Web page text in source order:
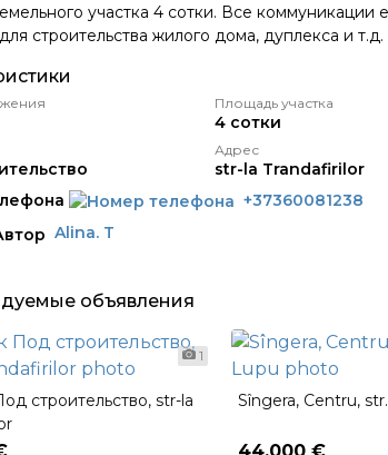
участка 4 сотки. Все
строительства жилого дома, дуплекса и т.д.
Площадь участка
4 сотки
Адрес
str-la Trandafirilor
+37360081238
Alina. T
объявления
1
строительство, str-la
Sîngera, Centru,